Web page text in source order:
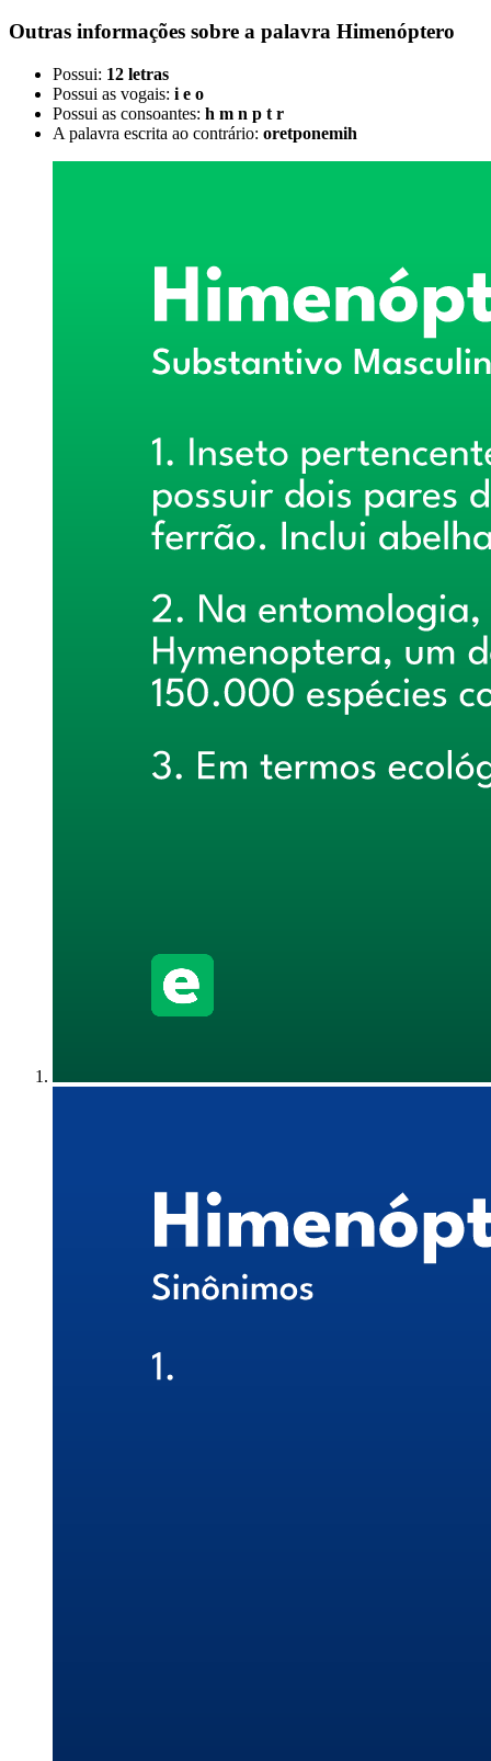
Outras informações sobre a palavra Himenóptero
Possui: 12 letras
Possui as vogais: i e o
Possui as consoantes: h m n p t r
A palavra escrita ao contrário: oretponemih